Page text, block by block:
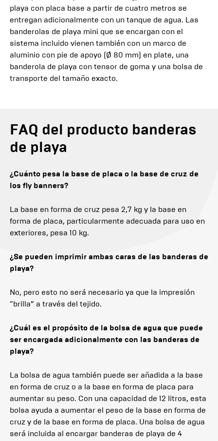
playa con placa base a partir de cuatro metros se
entregan adicionalmente con un tanque de agua. Las
banderolas de playa mini que se encargan con el
sistema incluido vienen también con un marco de
aluminio con pie de apoyo (Ø 80 mm) en plate, una
banderola de playa con tensor de goma y una bolsa de
transporte del tamaño exacto.
FAQ del producto banderas
de playa
¿Cuánto pesa la base de placa o la base de cruz de
los fly banners?
La base en forma de cruz pesa 2,7 kg y la base en
forma de placa, particularmente adecuada para uso en
exteriores, pesa 10 kg.
¿Se pueden imprimir ambas caras de las banderas de
playa?
No, pero esto no será necesario ya que la impresión
“brilla” a través del tejido.
¿Cuál es el propósito de la bolsa de agua que puede
ser encargada adicionalmente con las banderas de
playa?
La bolsa de agua también puede ser añadida a la base
en forma de cruz o a la base en forma de placa para
aumentar su peso. Con una capacidad de 12 litros, esta
bolsa ayuda a aumentar el peso de la base en forma de
cruz y de la base en forma de placa. Una bolsa de agua
será incluida al encargar banderas de playa de 4